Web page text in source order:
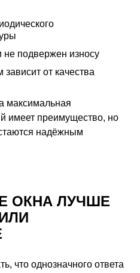
не подвержен износу
от качества
максимальная
имеет преимущество, но
надёжным
ОКНА ЛУЧШЕ
что однозначного ответа